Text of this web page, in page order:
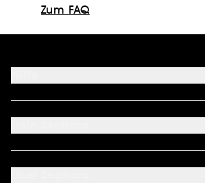
Zum FAQ
FAQ
Kontakt
Mein Konto
Cookie Einstellungen